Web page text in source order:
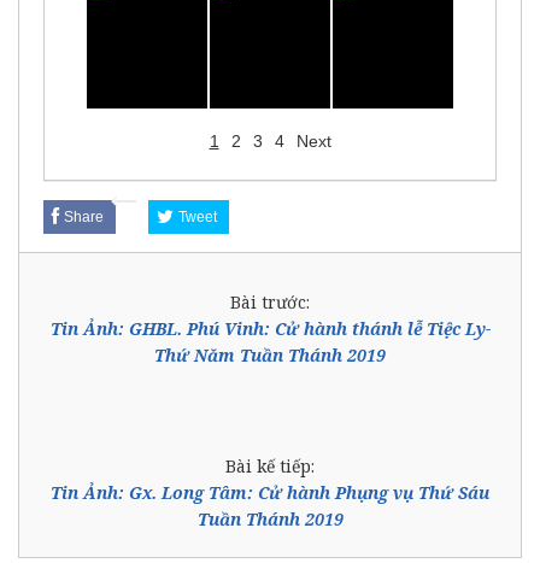
1 2 3 4 Next
Share Tweet
Bài trước:
Tin Ảnh: GHBL. Phú Vinh: Cử hành thánh lễ Tiệc Ly-
Thứ Năm Tuần Thánh 2019
Bài kế tiếp:
Tin Ảnh: Gx. Long Tâm: Cử hành Phụng vụ Thứ Sáu
Tuần Thánh 2019